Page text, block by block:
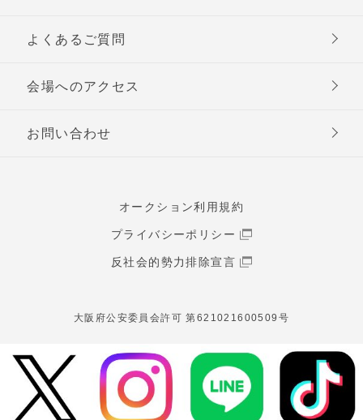
よくあるご質問
会場へのアクセス
お問い合わせ
オークション利用規約
プライバシーポリシー
反社会的勢力排除宣言
大阪府公安委員会許可 第621021600509号